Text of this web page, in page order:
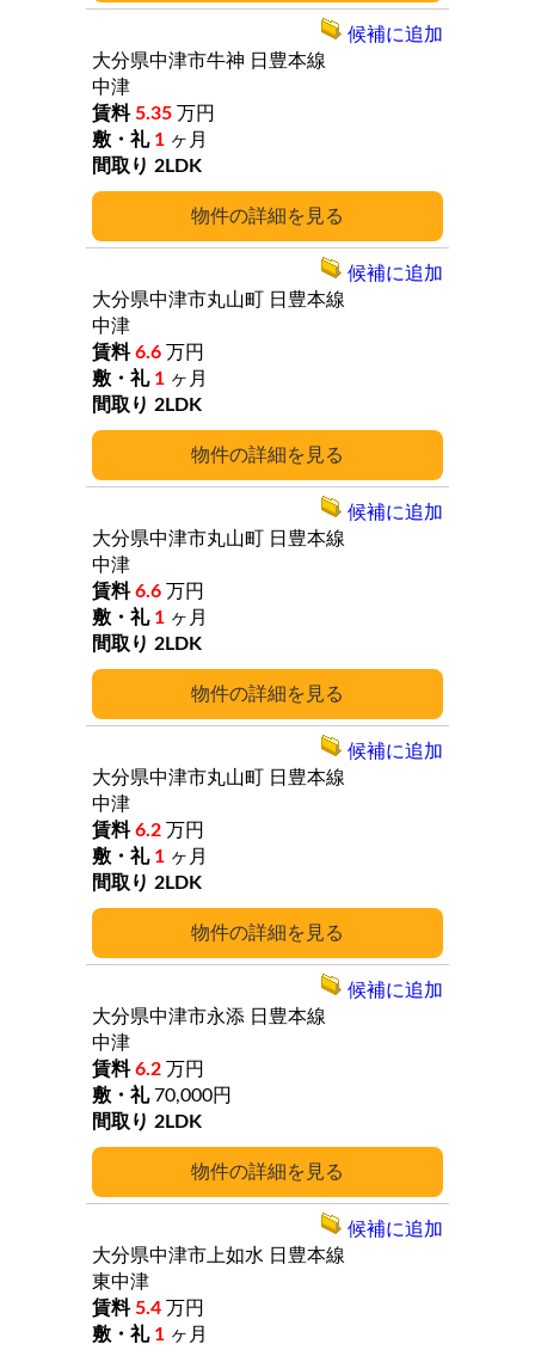
詳細
大分県中津市牛神 日豊本線
中津
5.35 万円
1 ヶ月
2LDK
候補に追加
詳細
大分県中津市丸山町
日豊本線
中津
6.6 万円
1 ヶ月
2LDK
候補に追加
詳細
大分県中津市丸山町
日豊本線
中津
6.6 万円
1 ヶ月
2LDK
候補に追加
詳細
大分県中津市丸山町
日豊本線
中津
6.2 万円
1 ヶ月
2LDK
候補に追加
詳細
大分県中津市永添 日豊本線
中津
6.2 万円
70,000円
2LDK
候補に追加
大分県中津市上如水 日豊本線
東中津
5.4 万円
1 ヶ月
候補に追加